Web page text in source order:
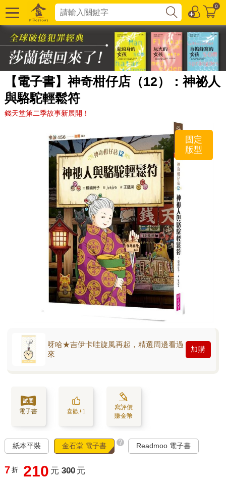
0
【電子書】神奇柑仔店（12）：神祕人
與駱駝輕鬆符
錢天堂第二季故事新展開！
固定
版型
呀哈★吉伊卡哇旋風再起，精選周邊看過
來
加購
電子書 喜歡+1
寫評價
賺金幣
紙本平裝 金石堂 電子書 ? Readmoo 電子書
7 折 210 元 300 元